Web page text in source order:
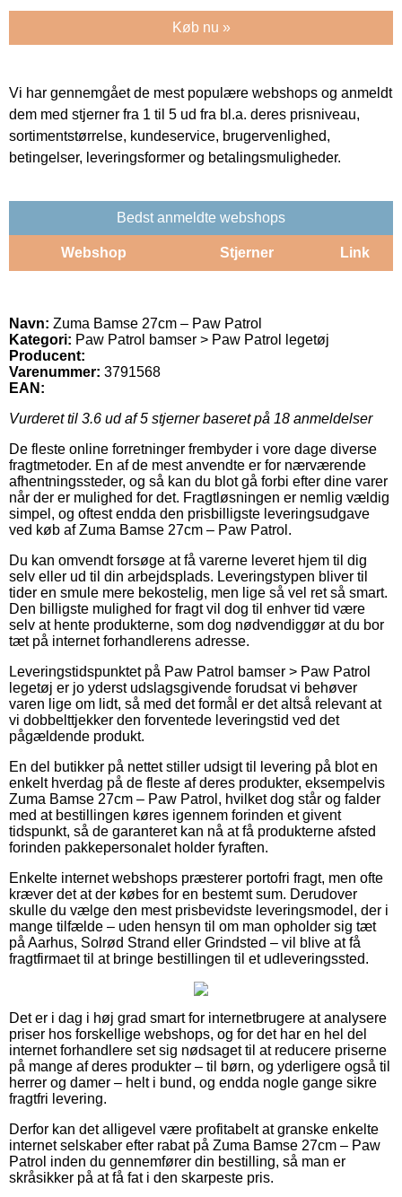
Køb nu »
Vi har gennemgået de mest populære webshops og anmeldt
dem med stjerner fra 1 til 5 ud fra bl.a. deres prisniveau,
sortimentstørrelse, kundeservice, brugervenlighed,
betingelser, leveringsformer og betalingsmuligheder.
Bedst anmeldte webshops
Webshop Stjerner Link
Navn: Zuma Bamse 27cm – Paw Patrol
Kategori: Paw Patrol bamser > Paw Patrol legetøj
Producent:
Varenummer: 3791568
EAN:
Vurderet til 3.6 ud af 5 stjerner baseret på 18 anmeldelser
De fleste online forretninger frembyder i vore dage diverse
fragtmetoder. En af de mest anvendte er for nærværende
afhentningssteder, og så kan du blot gå forbi efter dine varer
når der er mulighed for det. Fragtløsningen er nemlig vældig
simpel, og oftest endda den prisbilligste leveringsudgave
ved køb af Zuma Bamse 27cm – Paw Patrol.
Du kan omvendt forsøge at få varerne leveret hjem til dig
selv eller ud til din arbejdsplads. Leveringstypen bliver til
tider en smule mere bekostelig, men lige så vel ret så smart.
Den billigste mulighed for fragt vil dog til enhver tid være
selv at hente produkterne, som dog nødvendiggør at du bor
tæt på internet forhandlerens adresse.
Leveringstidspunktet på Paw Patrol bamser > Paw Patrol
legetøj er jo yderst udslagsgivende forudsat vi behøver
varen lige om lidt, så med det formål er det altså relevant at
vi dobbelttjekker den forventede leveringstid ved det
pågældende produkt.
En del butikker på nettet stiller udsigt til levering på blot en
enkelt hverdag på de fleste af deres produkter, eksempelvis
Zuma Bamse 27cm – Paw Patrol, hvilket dog står og falder
med at bestillingen køres igennem forinden et givent
tidspunkt, så de garanteret kan nå at få produkterne afsted
forinden pakkepersonalet holder fyraften.
Enkelte internet webshops præsterer portofri fragt, men ofte
kræver det at der købes for en bestemt sum. Derudover
skulle du vælge den mest prisbevidste leveringsmodel, der i
mange tilfælde – uden hensyn til om man opholder sig tæt
på Aarhus, Solrød Strand eller Grindsted – vil blive at få
fragtfirmaet til at bringe bestillingen til et udleveringssted.
Det er i dag i høj grad smart for internetbrugere at analysere
priser hos forskellige webshops, og for det har en hel del
internet forhandlere set sig nødsaget til at reducere priserne
på mange af deres produkter – til børn, og yderligere også til
herrer og damer – helt i bund, og endda nogle gange sikre
fragtfri levering.
Derfor kan det alligevel være profitabelt at granske enkelte
internet selskaber efter rabat på Zuma Bamse 27cm – Paw
Patrol inden du gennemfører din bestilling, så man er
skråsikker på at få fat i den skarpeste pris.